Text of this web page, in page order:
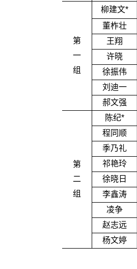
第
一
组
柳建文*
董柞壮
王翔
许晓
徐振伟
刘迪一
郝文强
第
二
组
陈纪*
程同顺
季乃礼
祁艳玲
徐晓日
李鑫涛
凌争
赵志远
杨文婷